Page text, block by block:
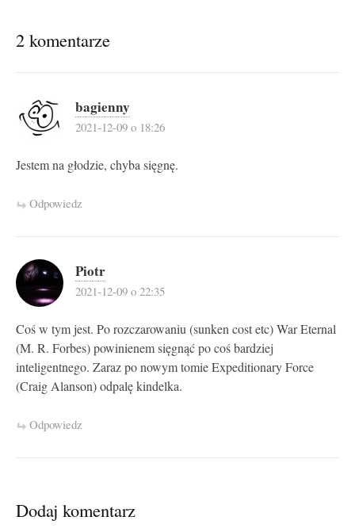
2 komentarze
bagienny
2021-12-09 o 18:26
Jestem na głodzie, chyba sięgnę.
Odpowiedz
Piotr
2021-12-09 o 22:35
Coś w tym jest. Po rozczarowaniu (sunken cost etc) War Eternal
(M. R. Forbes) powinienem sięgnąć po coś bardziej
inteligentnego. Zaraz po nowym tomie Expeditionary Force
(Craig Alanson) odpalę kindelka.
Odpowiedz
Dodaj komentarz